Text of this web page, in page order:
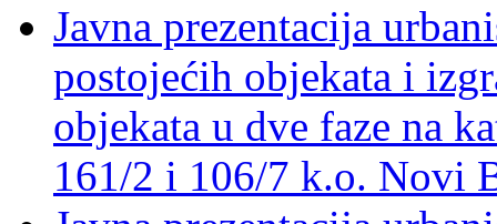
Javna prezentacija
postojećih objekata i
objekata u dve faze na
161/2 i 106/7 k.o. Novi